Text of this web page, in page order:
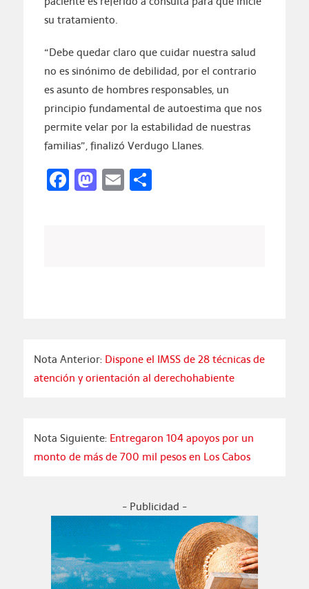
su tratamiento.
“Debe quedar claro que cuidar nuestra salud
no es sinónimo de debilidad, por el contrario
es asunto de hombres responsables, un
principio fundamental de autoestima que nos
permite velar por la estabilidad de nuestras
familias”, finalizó Verdugo Llanes.
Facebook
Mastodon
EmailCompartir
Nota Anterior:Dispone el IMSS de 28 técnicas de
atención y orientación al derechohabiente
Nota Siguiente: Entregaron 104 apoyos por un
monto de más de 700 mil pesos en Los Cabos
- Publicidad -